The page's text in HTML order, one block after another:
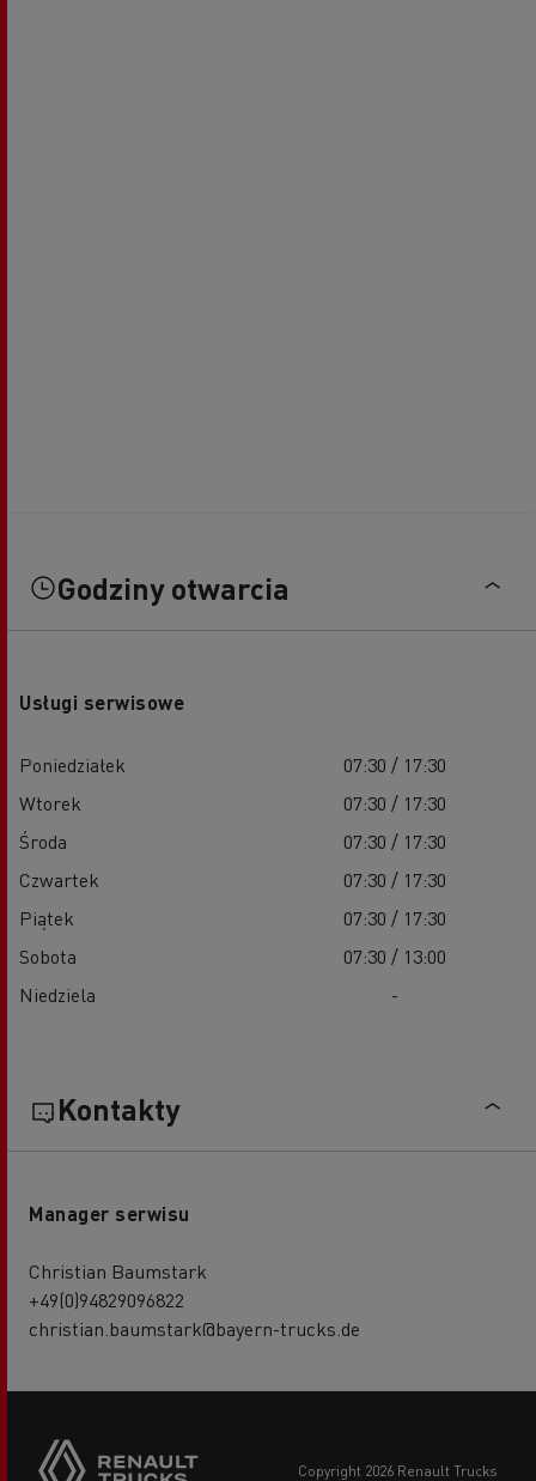
Godziny otwarcia
Usługi serwisowe
Poniedziałek
07:30 / 17:30
Wtorek
07:30 / 17:30
Środa
07:30 / 17:30
Czwartek
07:30 / 17:30
Piątek
07:30 / 17:30
Sobota
07:30 / 13:00
Niedziela
-
Kontakty
Manager serwisu
Christian Baumstark
+49(0)94829096822
christian.baumstark@bayern-trucks.de
copyright 2026 Renault Trucks